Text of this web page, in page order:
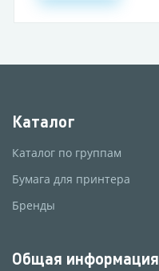
Каталог
Каталог по группам
Бумага для принтера
Бренды
Общая информация